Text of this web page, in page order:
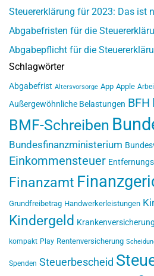
Steuererklärung für 2023: Das ist
Abgabefristen für die
Abgabepflicht für die
Schlagwörter
Abgabefrist Altersvorsorge App Apple
Außergewöhnliche Belastungen BFH
BMF-Schreiben
Bundesfinanzministerium
Einkommensteuer
Finanzamt
Grundfreibetrag Handwerkerleistungen
Kindergeld Krankenversicherung
kompakt Play Rentenversicherung
Spenden Steuerbescheid